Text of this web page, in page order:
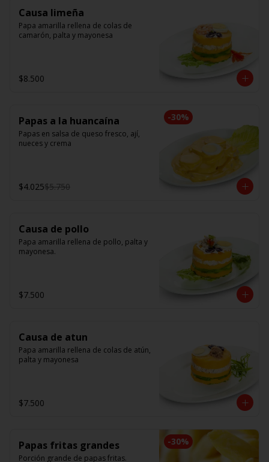
Causa limeña
Papa amarilla rellena de colas de
camarón, palta y mayonesa
$8.500
-30%
Papas a la huancaína
Papas en salsa de queso fresco, ají,
nueces y crema
$4.025$5.750
Causa de pollo
Papa amarilla rellena de pollo, palta y
mayonesa.
$7.500
Causa de atun
Papa amarilla rellena de colas de atún,
palta y mayonesa
$7.500
-30%
Papas fritas grandes
Porción grande de papas fritas.